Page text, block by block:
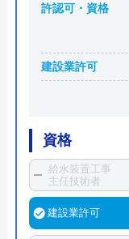
許認可・資格
建設業許可
資格
給水装置工事
主任技術者
建設業許可